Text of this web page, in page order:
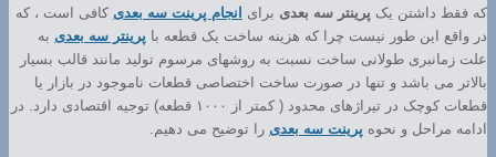
که فقط داشتن یک پرینتر سه بعدی برای انجام پرینت سه بعدی کافی است ، که
در واقع این طور نیست چرا که هزینه ساخت یک قطعه با پرینتر سه بعدی به
علت زمانبری طولانی ساخت نسبت به روشهای مرسوم تولید مانند قالب بسیار
بالاتر می باشد و تنها در صورت ساخت اختصاصی قطعات ناموجود در بازار یا
قطعات کوچک در تیراژهای محدود ( کمتر از ۱۰۰۰ قطعه) توجیه اقتصادی دارد. در
ادامه مراحل و نحوه پرینت سه بعدی را توضیح می دهیم.